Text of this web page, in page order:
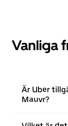
Vanliga
Är Uber
Mauvr?